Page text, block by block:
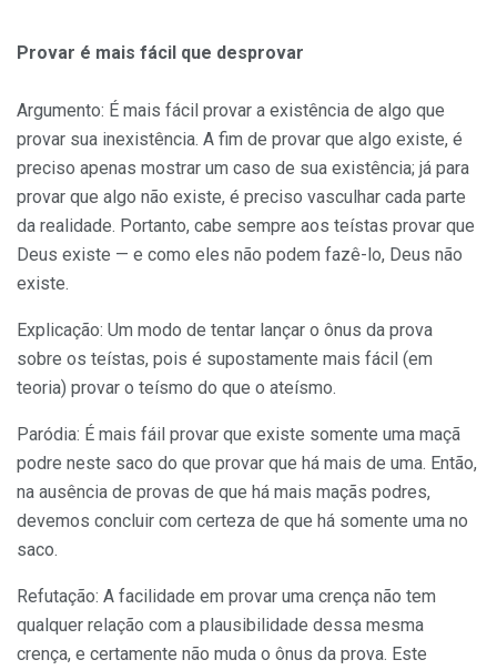
Provar é mais fácil que desprovar
Argumento: É mais fácil provar a existência de algo que
provar sua inexistência. A fim de provar que algo existe, é
preciso apenas mostrar um caso de sua existência; já para
provar que algo não existe, é preciso vasculhar cada parte
da realidade. Portanto, cabe sempre aos teístas provar que
Deus existe — e como eles não podem fazê-lo, Deus não
existe.
Explicação: Um modo de tentar lançar o ônus da prova
sobre os teístas, pois é supostamente mais fácil (em
teoria) provar o teísmo do que o ateísmo.
Paródia: É mais fáil provar que existe somente uma maçã
podre neste saco do que provar que há mais de uma. Então,
na ausência de provas de que há mais maçãs podres,
devemos concluir com certeza de que há somente uma no
saco.
Refutação: A facilidade em provar uma crença não tem
qualquer relação com a plausibilidade dessa mesma
crença, e certamente não muda o ônus da prova. Este